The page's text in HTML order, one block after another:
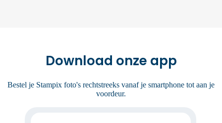
Download onze app
Bestel je Stampix foto's rechtstreeks vanaf je smartphone tot aan je
voordeur.